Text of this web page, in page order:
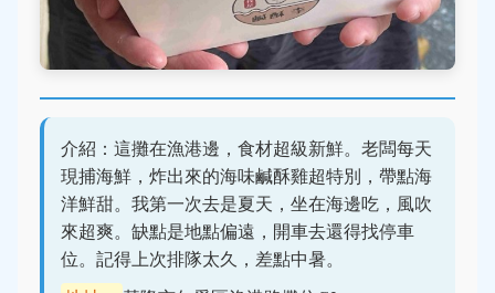
介紹：這攤在漁港邊，食材超級新鮮。老闆每天
現捕海鮮，炸出來的海味鹹酥雞超特別，帶點海
洋鮮甜。我第一次去是夏天，坐在海邊吃，風吹
來超爽。缺點是地點偏遠，開車去還得找停車
位。記得上次排隊太久，差點中暑。